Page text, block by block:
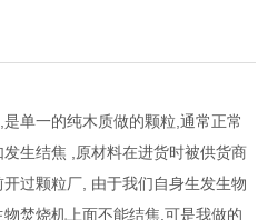
单一的纯木质做的颗粒,通常正常
生结焦 ,原材料在进货时被供货商
过颗粒厂, 由于我们自身生发生物
焚烧机上面不能结焦,可是我做的